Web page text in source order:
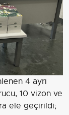
4 ayrı
10 vizon ve
ele geçirildi;